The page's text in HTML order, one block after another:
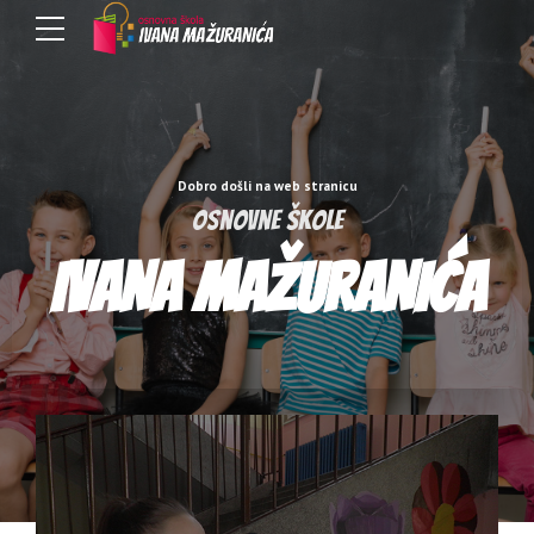
Dobro došli na web stranicu
Osnovne škole
IVANA MAŽURANIĆA